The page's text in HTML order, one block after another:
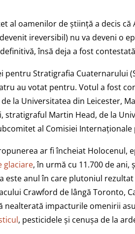
al oamenilor de știință a decis
ireversibil) nu va deveni o
însă deja a fost
pentru Stratigrafia Cuaternarului
au votat pentru. Votul a fost
de la Universitatea din Leicester,
Martin Head, de la
al Comisiei
ar fi încheiat Holocenul,
glaciare, în urmă cu 11.700 de
este anul în care plutoniul
Crawford de lângă Toronto,
nealterată impacturile omenirii
, pesticidele și cenușa de la